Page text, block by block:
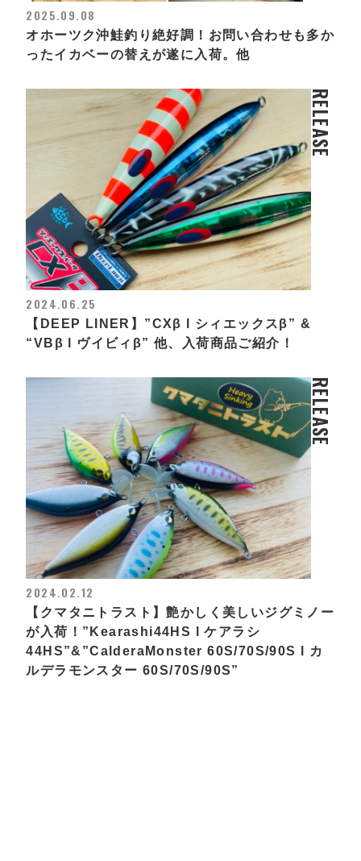
2025.09.08
オホーツク沖鮭釣り絶好調！お問い合わせも多か
ったイカベーの替えが遂に入荷。他
RELEASE
2024.06.25
【DEEP LINER】”CXβ l シィエックスβ” &
“VBβ l ヴイビィβ” 他、入荷商品ご紹介！
RELEASE
2024.02.12
【クマタニトラスト】艶かしく美しいジグミノー
が入荷！”Kearashi44HS l ケアラシ
44HS”&”CalderaMonster 60S/70S/90S l カ
ルデラモンスター 60S/70S/90S”